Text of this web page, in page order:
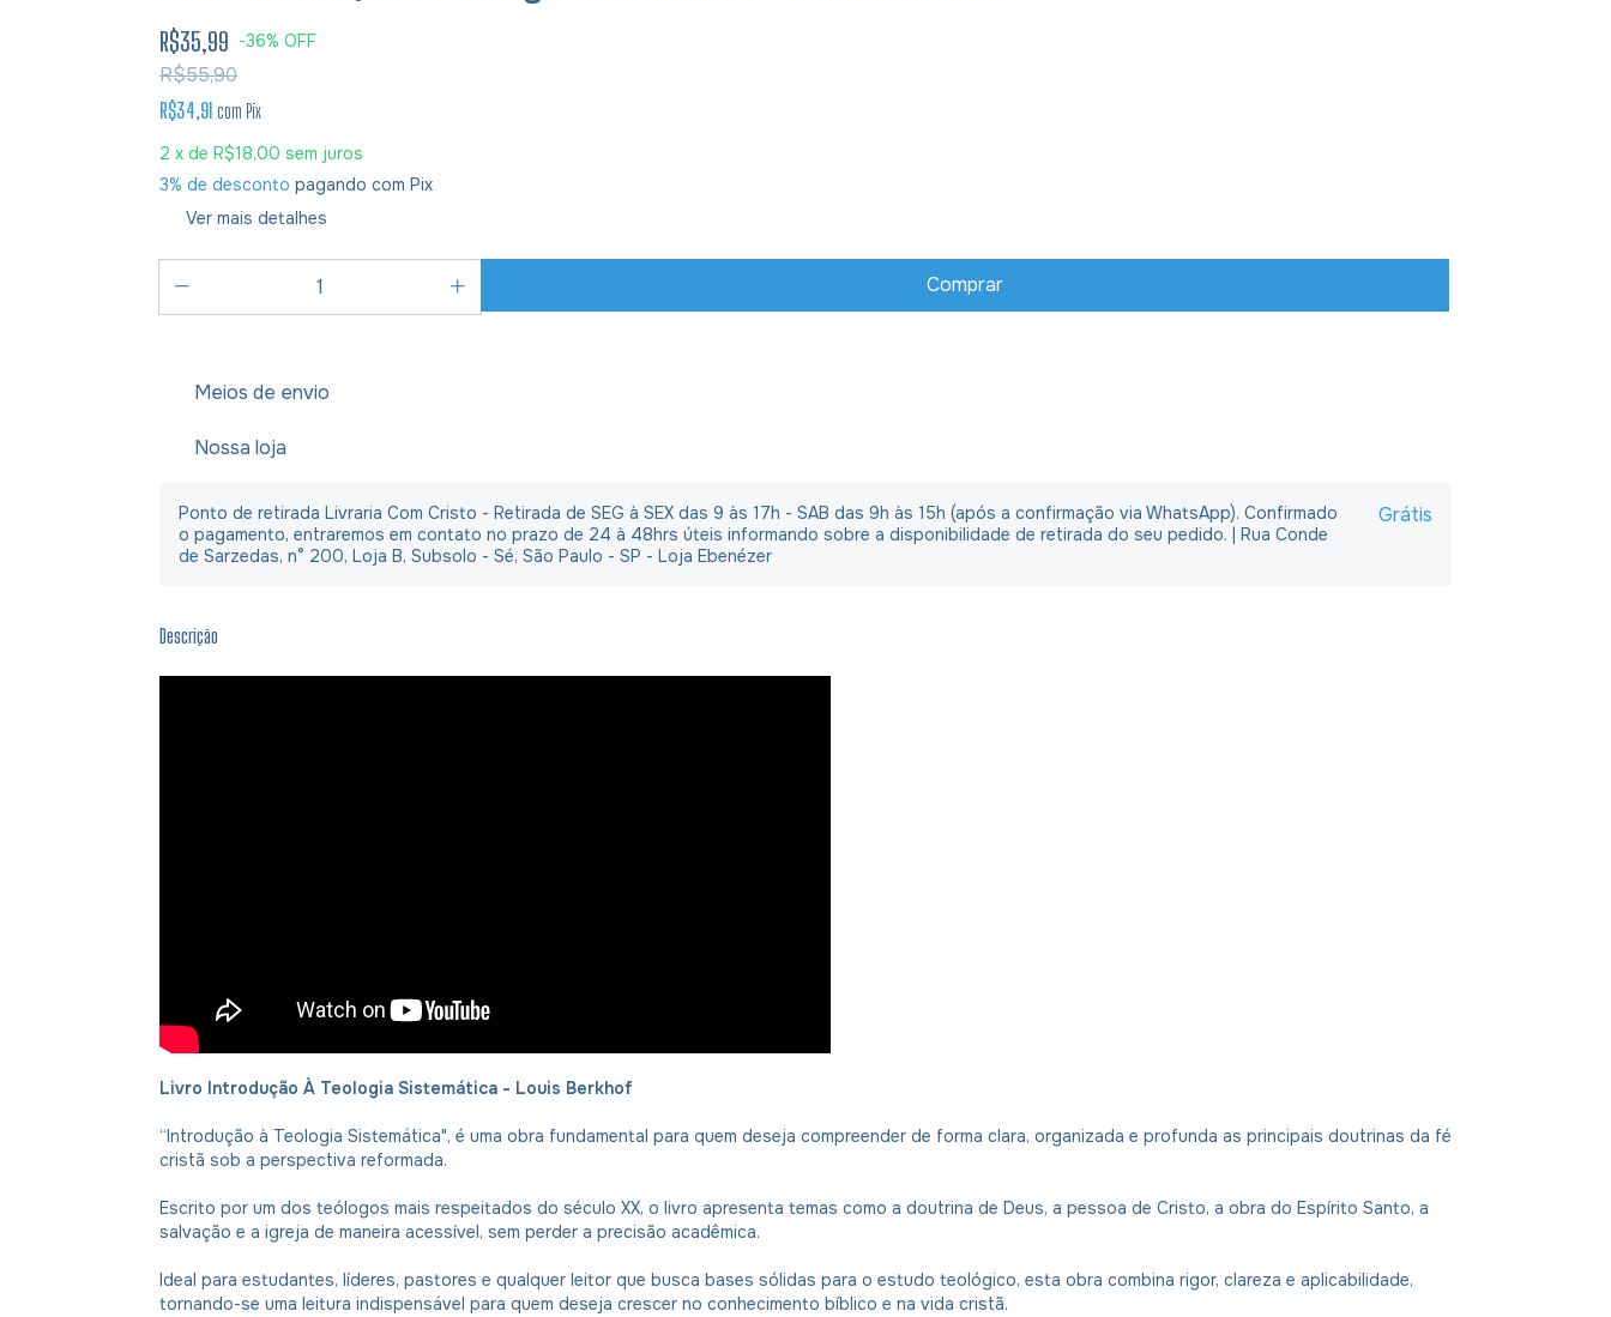
R$35,99 -36% OFF
R$55,90
R$34,91 com Pix
2 x de R$18,00 sem juros
3% de desconto pagando com Pix
Ver mais detalhes
Meios de envio
Nossa loja
Ponto de retirada Livraria Com Cristo - Retirada de SEG à SEX das 9 às 17h - SAB das 9h às 15h (após a confirmação via WhatsApp). Confirmado
o pagamento, entraremos em contato no prazo de 24 à 48hrs úteis informando sobre a disponibilidade de retirada do seu pedido. | Rua Conde
de Sarzedas, n° 200, Loja B, Subsolo - Sé, São Paulo - SP - Loja Ebenézer
Grátis
Descrição
Livro Introdução À Teologia Sistemática - Louis Berkhof
“Introdução à Teologia Sistemática", é uma obra fundamental para quem deseja compreender de forma clara, organizada e profunda as principais doutrinas da fé
cristã sob a perspectiva reformada.
Escrito por um dos teólogos mais respeitados do século XX, o livro apresenta temas como a doutrina de Deus, a pessoa de Cristo, a obra do Espírito Santo, a
salvação e a igreja de maneira acessível, sem perder a precisão acadêmica.
Ideal para estudantes, líderes, pastores e qualquer leitor que busca bases sólidas para o estudo teológico, esta obra combina rigor, clareza e aplicabilidade,
tornando-se uma leitura indispensável para quem deseja crescer no conhecimento bíblico e na vida cristã.